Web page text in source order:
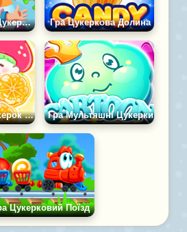
Гра Три в Ряд: Цукерковий Дощ 4 Гра Цукеркова Долина
Гра Майстер Цукерок Танхулу Танхулу АСМР Гра Мультяшні Цукерки
Цукерковий Поїзд